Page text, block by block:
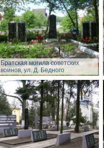
Братская могила советских
воинов, ул. Д. Бедного